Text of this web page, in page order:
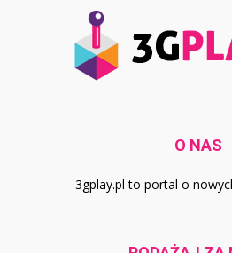
O NAS
3gplay.pl to portal o